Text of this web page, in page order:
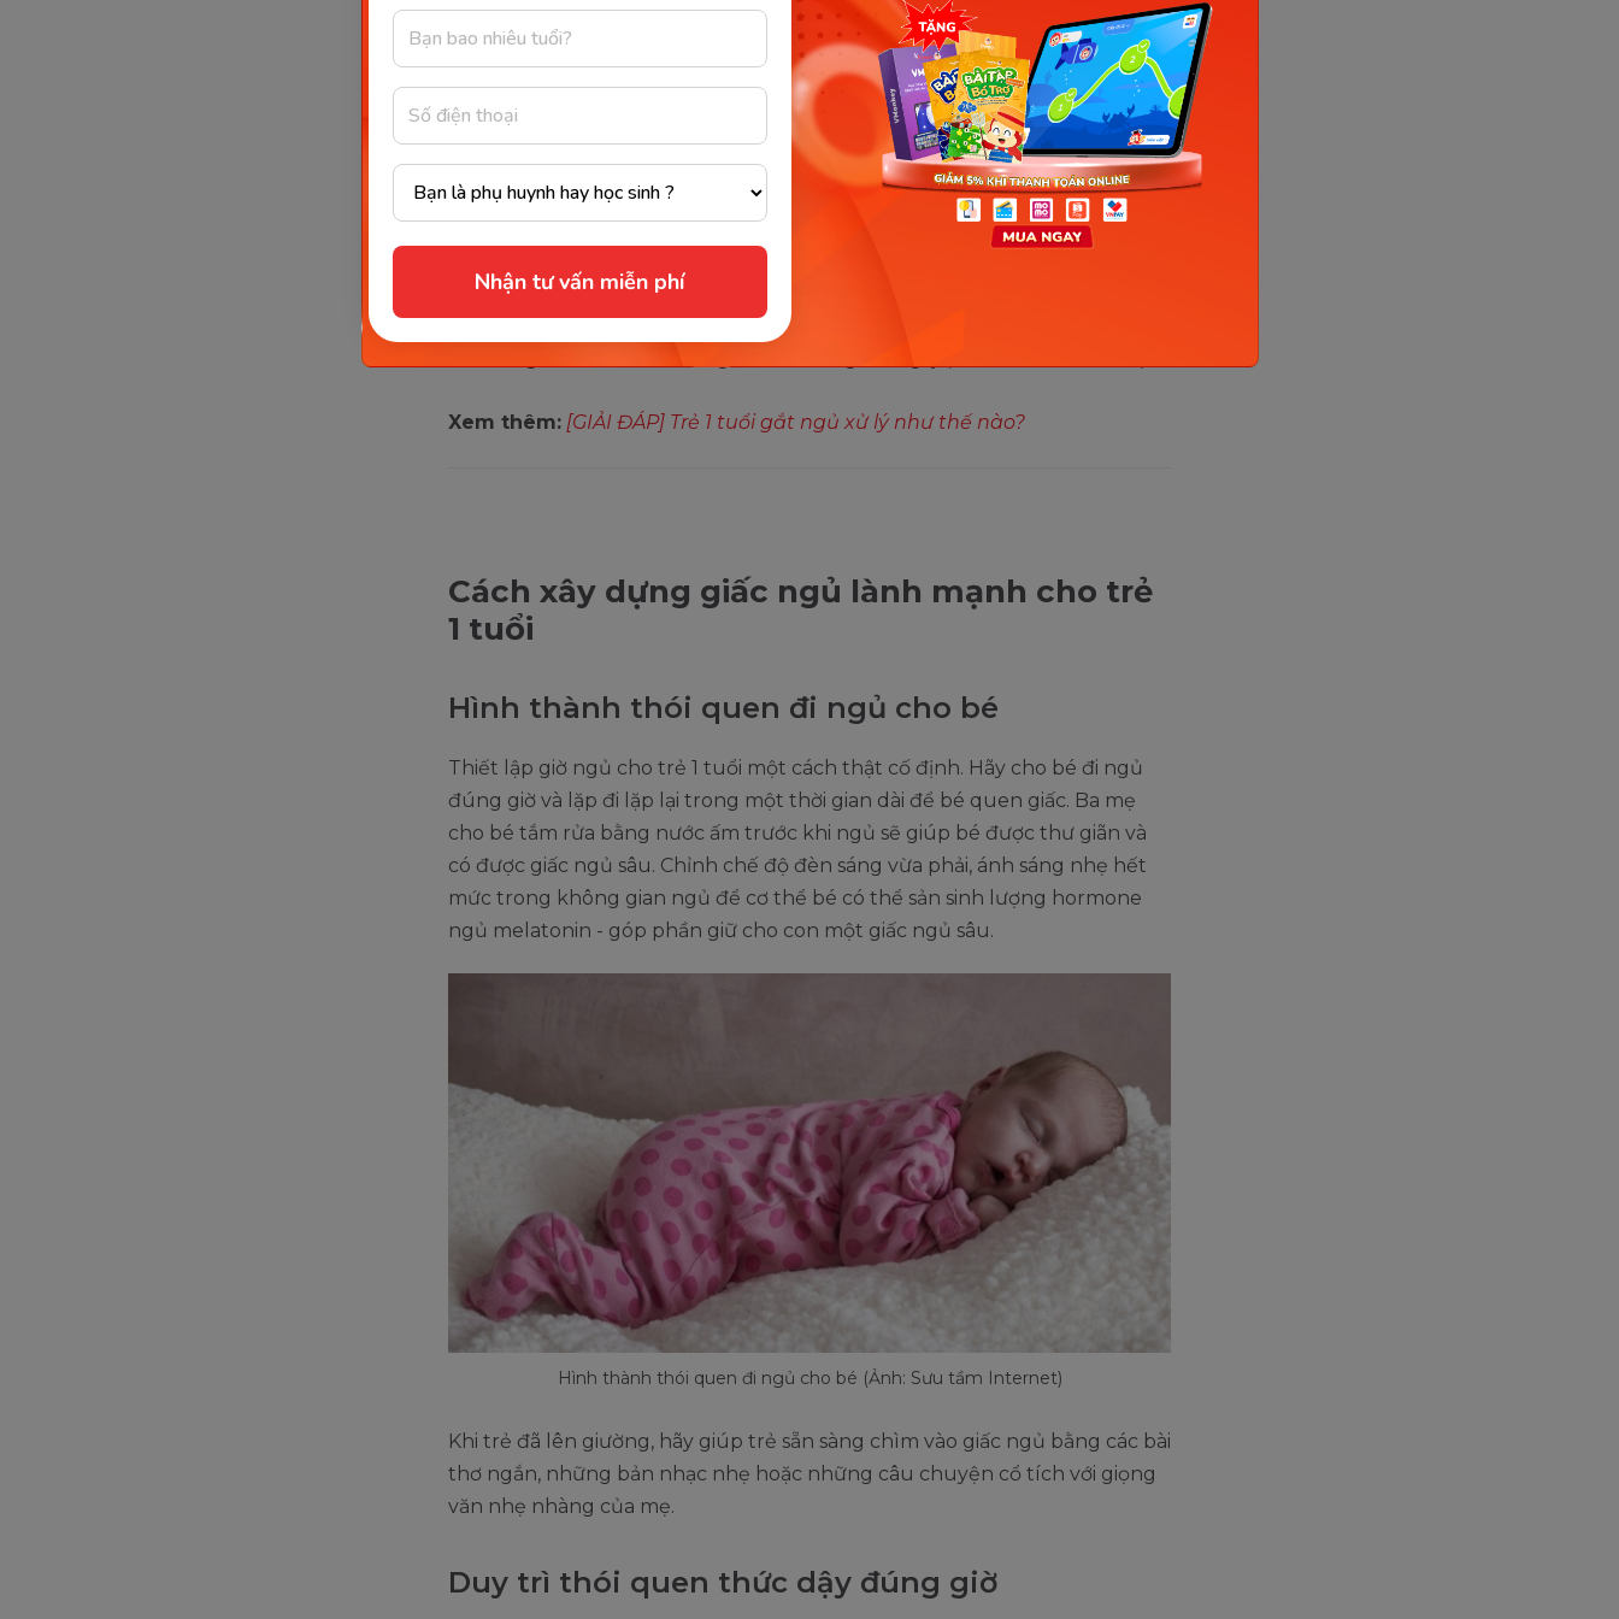
Nhận tư vấn miễn phí
Xem thêm: [GIẢI ĐÁP] Trẻ 1 tuổi gắt ngủ xử lý như thế nào?
Cách xây dựng giấc ngủ lành mạnh cho trẻ
1 tuổi
Hình thành thói quen đi ngủ cho bé
Thiết lập giờ ngủ cho trẻ 1 tuổi một cách thật cố định. Hãy cho bé đi ngủ
đúng giờ và lặp đi lặp lại trong một thời gian dài để bé quen giấc. Ba mẹ
cho bé tắm rửa bằng nước ấm trước khi ngủ sẽ giúp bé được thư giãn và
có được giấc ngủ sâu. Chỉnh chế độ đèn sáng vừa phải, ánh sáng nhẹ hết
mức trong không gian ngủ để cơ thể bé có thể sản sinh lượng hormone
ngủ melatonin - góp phần giữ cho con một giấc ngủ sâu.
Hình thành thói quen đi ngủ cho bé (Ảnh: Sưu tầm Internet)
Khi trẻ đã lên giường, hãy giúp trẻ sẵn sàng chìm vào giấc ngủ bằng các bài
thơ ngắn, những bản nhạc nhẹ hoặc những câu chuyện cổ tích với giọng
văn nhẹ nhàng của mẹ.
Duy trì thói quen thức dậy đúng giờ